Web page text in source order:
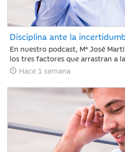
Disciplina ante la
En nuestro podcast, Mª José
los tres factores que arrastran a
a su segunda semana de pérdidas:
fuertes correcciones en el sector
resultados de Alphabet y Tesla.
del BCE con los tipos en el
arancelarias de EE. UU. En un
los inversores cambian las reglas:
promesas, ahora se exige
generación de caja.
Hace 1 semana